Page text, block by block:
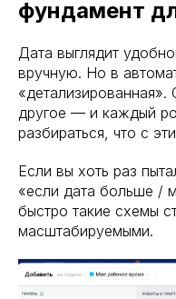
фундамент
Дата выглядит
вручную. Но в
«детализированная».
другое — и каждый
разбираться, что с
Если вы хоть раз
«если дата больше /
быстро такие схемы
масштабируемыми.